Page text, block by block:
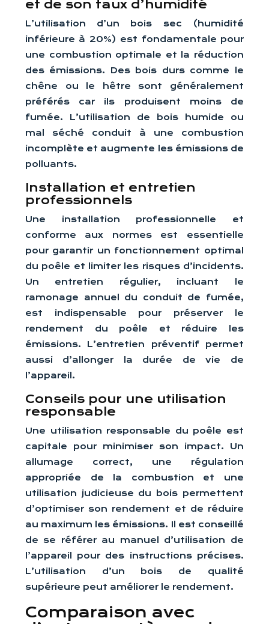
et de son taux d’humidité
L’utilisation d’un bois sec (humidité
inférieure à 20%) est fondamentale pour
une combustion optimale et la réduction
des émissions. Des bois durs comme le
chêne ou le hêtre sont généralement
préférés car ils produisent moins de
fumée. L’utilisation de bois humide ou
mal séché conduit à une combustion
incomplète et augmente les émissions de
polluants.
Installation et entretien
professionnels
Une installation professionnelle et
conforme aux normes est essentielle
pour garantir un fonctionnement optimal
du poêle et limiter les risques d’incidents.
Un entretien régulier, incluant le
ramonage annuel du conduit de fumée,
est indispensable pour préserver le
rendement du poêle et réduire les
émissions. L’entretien préventif permet
aussi d’allonger la durée de vie de
l’appareil.
Conseils pour une utilisation
responsable
Une utilisation responsable du poêle est
capitale pour minimiser son impact. Un
allumage correct, une régulation
appropriée de la combustion et une
utilisation judicieuse du bois permettent
d’optimiser son rendement et de réduire
au maximum les émissions. Il est conseillé
de se référer au manuel d’utilisation de
l’appareil pour des instructions précises.
L’utilisation d’un bois de qualité
supérieure peut améliorer le rendement.
Comparaison avec